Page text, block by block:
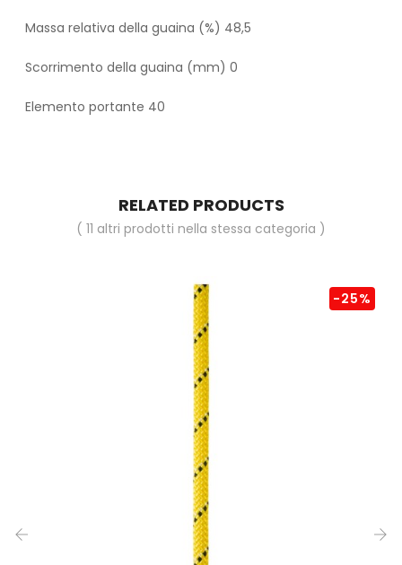
Massa relativa della guaina (%) 48,5
Scorrimento della guaina (mm) 0
Elemento portante 40
RELATED PRODUCTS
( 11 altri prodotti nella stessa categoria )
-25%